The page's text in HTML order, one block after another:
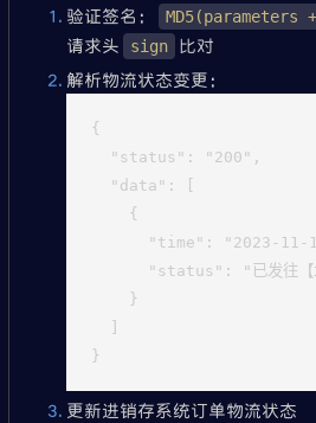
验证签名：
请求头
sign
比对
解析物流状态变更：
{
  "status": "200",
  "data": [
    {
"time": "2023-11-
"status": "已发往【
    }
  ]
更新进销存系统订单物流状态